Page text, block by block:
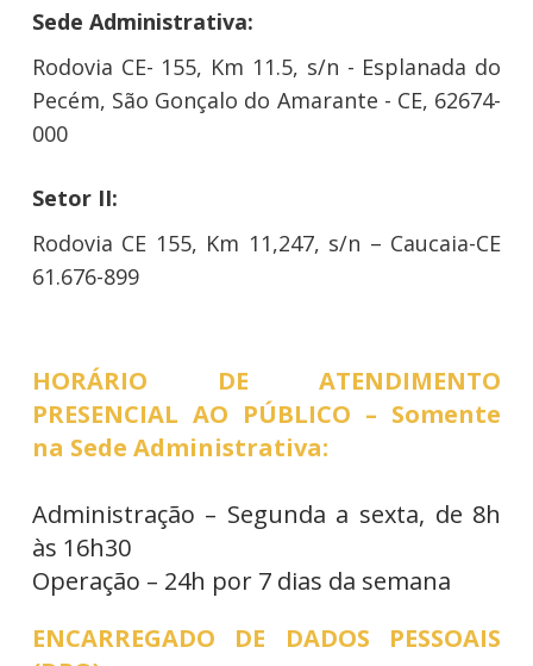
Sede Administrativa:
Rodovia CE- 155, Km 11.5, s/n - Esplanada do
Pecém, São Gonçalo do Amarante - CE, 62674-
000
Setor II:
Rodovia CE 155, Km 11,247, s/n – Caucaia-CE
61.676-899
HORÁRIO DE ATENDIMENTO
PRESENCIAL AO PÚBLICO – Somente
na Sede Administrativa:
Administração – Segunda a sexta, de 8h
às 16h30
Operação – 24h por 7 dias da semana
ENCARREGADO DE DADOS PESSOAIS